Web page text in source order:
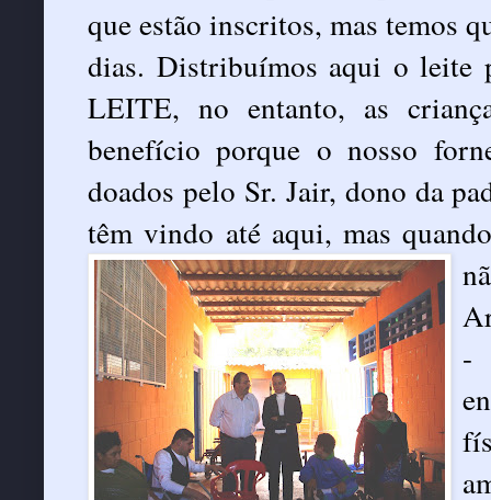
que estão inscritos, mas temos
dias. Distribuímos aqui o leite
LEITE, no entanto, as
benefício porque o nosso
doados pelo Sr. Jair, dono da
têm vindo até aqui, mas
-